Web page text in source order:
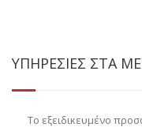
ΥΠΗΡΕΣΙΕΣ ΣΤΑ
Το εξειδικευμένο